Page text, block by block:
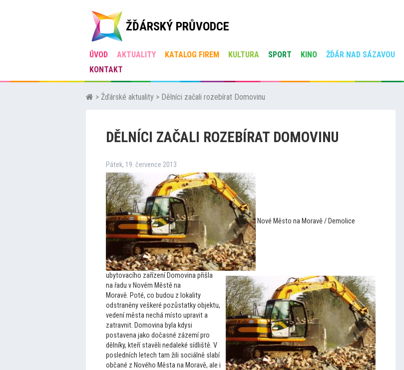
ŽĎÁRSKÝ PRŮVODCE
ÚVOD AKTUALITY KATALOG FIREM KULTURA SPORT KINO ŽĎÁR NAD SÁZAVOU
KONTAKT
> Žďárské aktuality > Dělníci začali rozebírat Domovinu
DĚLNÍCI ZAČALI ROZEBÍRAT DOMOVINU
Pátek, 19. července 2013
Nové Město na Moravě / Demolice
ubytovacího zařízení Domovina přišla
na řadu v Novém Městě na
Moravě. Poté, co budou z lokality
odstraněny veškeré pozůstatky objektu,
vedení města nechá místo upravit a
zatravnit. Domovina byla kdysi
postavena jako dočasné zázemí pro
dělníky, kteří stavěli nedaleké sídliště. V
posledních letech tam žili sociálně slabí
občané z Nového Města na Moravě, ale i